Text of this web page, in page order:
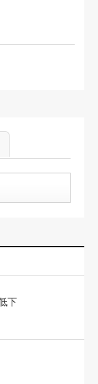
下